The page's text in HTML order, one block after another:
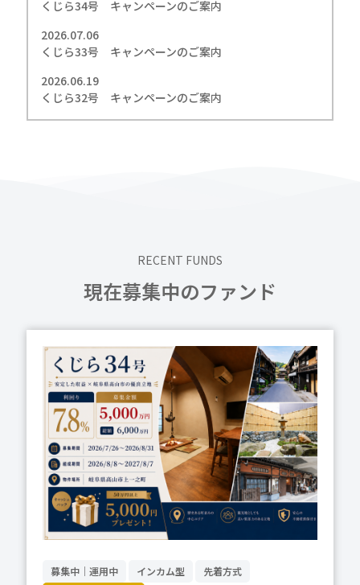
くじら34号 キャンペーンのご案内
2026.07.06
くじら33号 キャンペーンのご案内
2026.06.19
くじら32号 キャンペーンのご案内
RECENT FUNDS
現在募集中のファンド
募集中｜運用中 インカム型
先着方式